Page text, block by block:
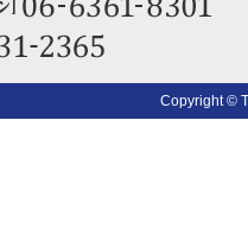
Copyright ©